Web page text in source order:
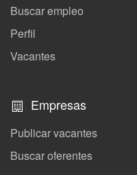
Buscar empleo
Perfil
Vacantes
Empresas
Publicar vacantes
Buscar oferentes